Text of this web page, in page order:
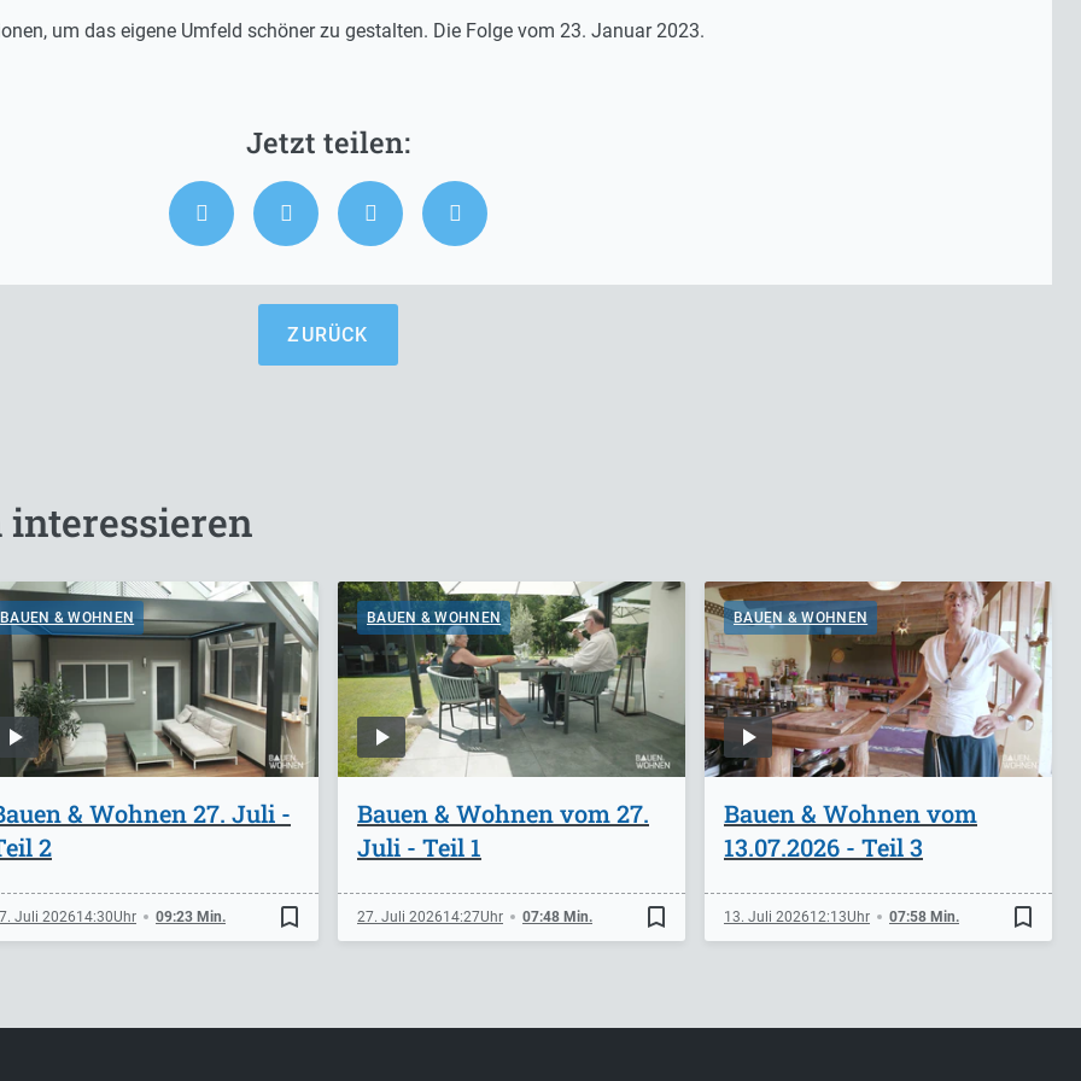
um das eigene Umfeld schöner zu gestalten. Die Folge vom 23. Januar 2023.
ZURÜCK
interessieren
BAUEN & WOHNEN
& Wohnen 27. Juli -
2
Juli 202614:30 09:23 Min. bookmark_border
BAUEN & WOHNEN
Bauen & Wohnen vom 27.
Juli - Teil 1
27. Juli 202614:27 07:48 Min. bookmark_border
BAUEN & WOHNEN
Bauen & Wohnen vom
13.07.2026 - Teil 3
13. Juli 202612:13 07:58 Min. bookmark_border